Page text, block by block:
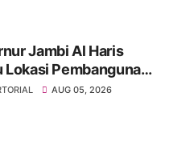
Jambi Al Haris
Lokasi Pembangunan
Rakyat dan Lokasi
AUG 05, 2026